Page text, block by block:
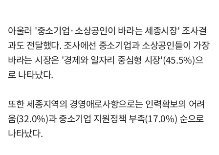
아울러 '중소기업·소상공인이 바라는 세종시장' 조사결
과도 전달했다. 조사에선 중소기업과 소상공인들이 가장
바라는 시장은 '경제와 일자리 중심형 시장'(45.5%)으
로 나타났다.
또한 세종지역의 경영애로사항으로는 인력확보의 어려
움(32.0%)과 중소기업 지원정책 부족(17.0%) 순으로
나타났다.